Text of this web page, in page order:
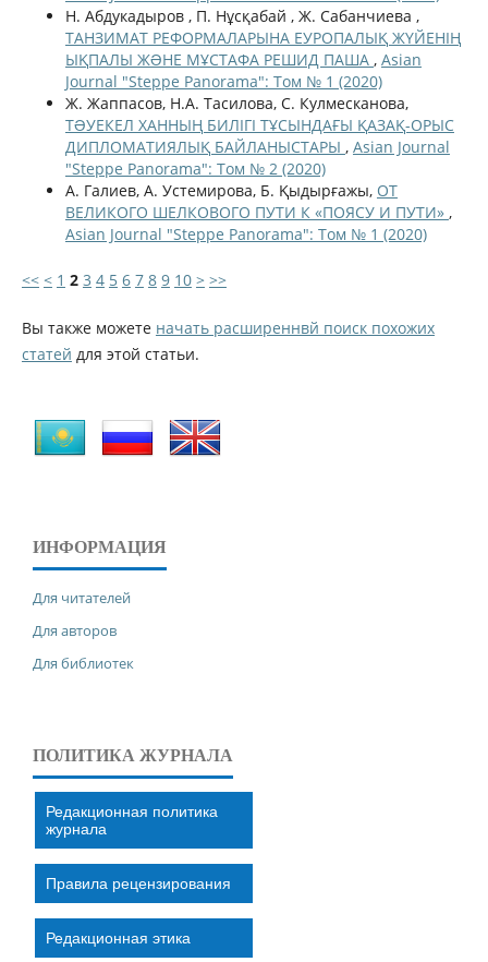
Н. Абдукадыров , П. Нұсқабай , Ж. Сабанчиева ,
ТАНЗИМАТ РЕФОРМАЛАРЫНА ЕУРОПАЛЫҚ ЖҮЙЕНІҢ
ЫҚПАЛЫ ЖƏНЕ МҰСТАФА РЕШИД ПАША , Asian
Journal "Steppe Panorama": Том № 1 (2020)
Ж. Жаппасов, Н.А. Тасилова, С. Кулмесканова,
ТƏУЕКЕЛ ХАННЫҢ БИЛІГІ ТҰСЫНДАҒЫ ҚАЗАҚ-ОРЫС
ДИПЛОМАТИЯЛЫҚ БАЙЛАНЫСТАРЫ , Asian Journal
"Steppe Panorama": Том № 2 (2020)
А. Галиев, А. Устемирова, Б. Қыдырғажы, ОТ
ВЕЛИКОГО ШЕЛКОВОГО ПУТИ К «ПОЯСУ И ПУТИ» ,
Asian Journal "Steppe Panorama": Том № 1 (2020)
<< < 1 2 3 4 5 6 7 8 9 10 > >>
Вы также можете начать расширеннвй поиск похожих
статей для этой статьи.
ИНФОРМАЦИЯ
Для читателей
Для авторов
Для библиотек
ПОЛИТИКА ЖУРНАЛА
Редакционная политика
журнала
Правила рецензирования
Редакционная этика